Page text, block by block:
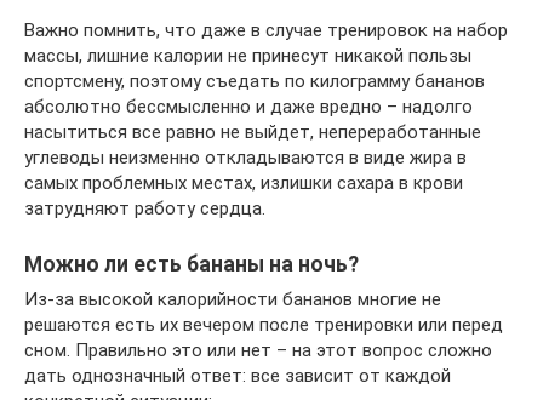
Важно помнить, что даже в случае тренировок на набор
массы, лишние калории не принесут никакой пользы
спортсмену, поэтому съедать по килограмму бананов
абсолютно бессмысленно и даже вредно – надолго
насытиться все равно не выйдет, непереработанные
углеводы неизменно откладываются в виде жира в
самых проблемных местах, излишки сахара в крови
затрудняют работу сердца.
Можно ли есть бананы на ночь?
Из-за высокой калорийности бананов многие не
решаются есть их вечером после тренировки или перед
сном. Правильно это или нет – на этот вопрос сложно
дать однозначный ответ: все зависит от каждой